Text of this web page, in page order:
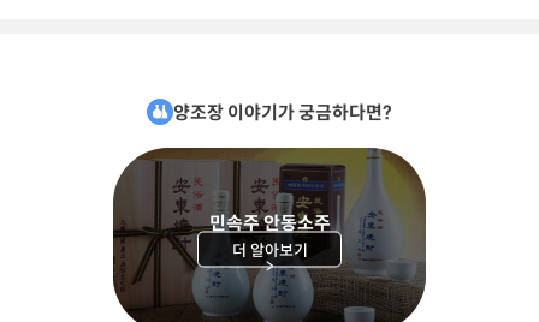
양조장 이야기가 궁금하다면?
민속주 안동소주
더 알아보기
>